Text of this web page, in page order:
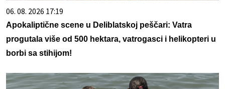
06. 08. 2026 17:19
Apokaliptične scene u Deliblatskoj peščari: Vatra
progutala više od 500 hektara, vatrogasci i helikopteri u
borbi sa stihijom!